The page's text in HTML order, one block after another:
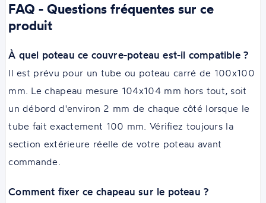
FAQ - Questions fréquentes sur ce
produit
À quel poteau ce couvre-poteau est-il compatible ?
Il est prévu pour un tube ou poteau carré de 100x100
mm. Le chapeau mesure 104x104 mm hors tout, soit
un débord d'environ 2 mm de chaque côté lorsque le
tube fait exactement 100 mm. Vérifiez toujours la
section extérieure réelle de votre poteau avant
commande.
Comment fixer ce chapeau sur le poteau ?